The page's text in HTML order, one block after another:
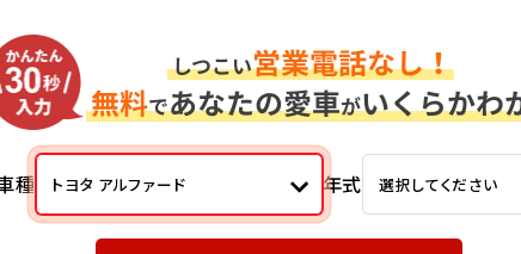
種 トヨタ アルファード 年式 選択してください